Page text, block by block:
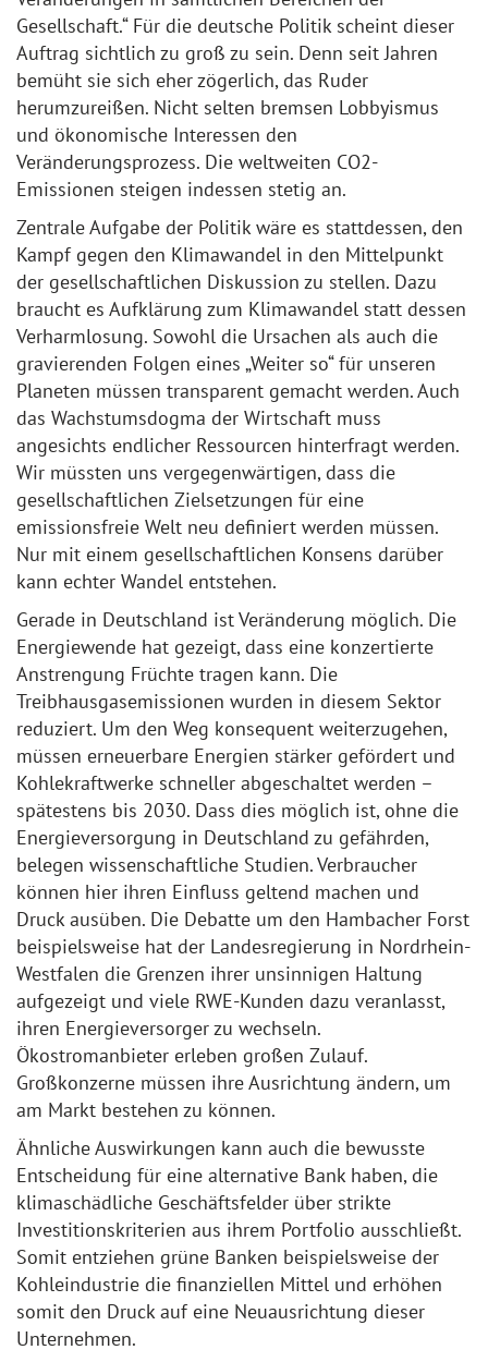
Gesellschaft.“ Für die deutsche Politik scheint dieser
Auftrag sichtlich zu groß zu sein. Denn seit Jahren
bemüht sie sich eher zögerlich, das Ruder
herumzureißen. Nicht selten bremsen Lobbyismus
und ökonomische Interessen den
Veränderungsprozess. Die weltweiten CO2-
Emissionen steigen indessen stetig an.
Zentrale Aufgabe der Politik wäre es stattdessen, den
Kampf gegen den Klimawandel in den Mittelpunkt
der gesellschaftlichen Diskussion zu stellen. Dazu
braucht es Aufklärung zum Klimawandel statt dessen
Verharmlosung. Sowohl die Ursachen als auch die
gravierenden Folgen eines „Weiter so“ für unseren
Planeten müssen transparent gemacht werden. Auch
das Wachstumsdogma der Wirtschaft muss
angesichts endlicher Ressourcen hinterfragt werden.
Wir müssten uns vergegenwärtigen, dass die
gesellschaftlichen Zielsetzungen für eine
emissionsfreie Welt neu definiert werden müssen.
Nur mit einem gesellschaftlichen Konsens darüber
kann echter Wandel entstehen.
Gerade in Deutschland ist Veränderung möglich. Die
Energiewende hat gezeigt, dass eine konzertierte
Anstrengung Früchte tragen kann. Die
Treibhausgasemissionen wurden in diesem Sektor
reduziert. Um den Weg konsequent weiterzugehen,
müssen erneuerbare Energien stärker gefördert und
Kohlekraftwerke schneller abgeschaltet werden –
spätestens bis 2030. Dass dies möglich ist, ohne die
Energieversorgung in Deutschland zu gefährden,
belegen wissenschaftliche Studien. Verbraucher
können hier ihren Einfluss geltend machen und
Druck ausüben. Die Debatte um den Hambacher Forst
beispielsweise hat der Landesregierung in Nordrhein-
Westfalen die Grenzen ihrer unsinnigen Haltung
aufgezeigt und viele RWE-Kunden dazu veranlasst,
ihren Energieversorger zu wechseln.
Ökostromanbieter erleben großen Zulauf.
Großkonzerne müssen ihre Ausrichtung ändern, um
am Markt bestehen zu können.
Ähnliche Auswirkungen kann auch die bewusste
Entscheidung für eine alternative Bank haben, die
klimaschädliche Geschäftsfelder über strikte
Investitionskriterien aus ihrem Portfolio ausschließt.
Somit entziehen grüne Banken beispielsweise der
Kohleindustrie die finanziellen Mittel und erhöhen
somit den Druck auf eine Neuausrichtung dieser
Unternehmen.